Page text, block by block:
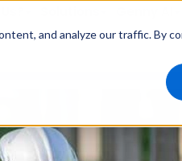
and analyze our traffic. By